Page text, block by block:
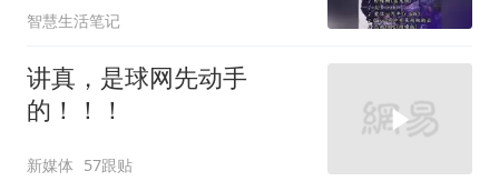
智慧生活笔记
讲真，是球网先动手
的！！！
新媒体 57跟贴